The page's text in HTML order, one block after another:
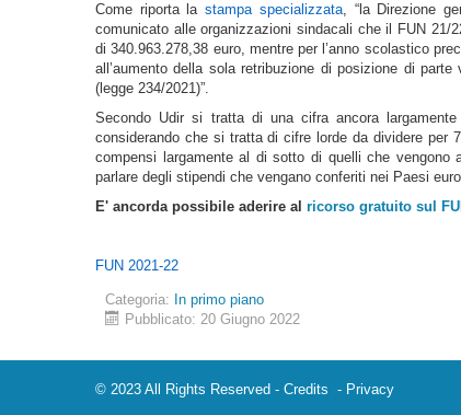
Come riporta lastampa specializzata, “la Direzione
comunicato alle organizzazioni sindacali che il FUN
di 340.963.278,38 euro, mentre per l’anno scolastico
all’aumento della sola retribuzione di posizione di
(legge 234/2021)”.
Secondo Udir si tratta di una cifra ancora
considerando che si tratta di cifre lorde da dividere
compensi largamente al di sotto di quelli che
parlare degli stipendi che vengano conferiti nei Paesi
E' ancorda possibile aderire al ricorso gratuito sul
FUN 2021-22
Categoria: In primo piano
Pubblicato: 20 Giugno 2022
© 2023 All Rights Reserved - Credits - Privacy